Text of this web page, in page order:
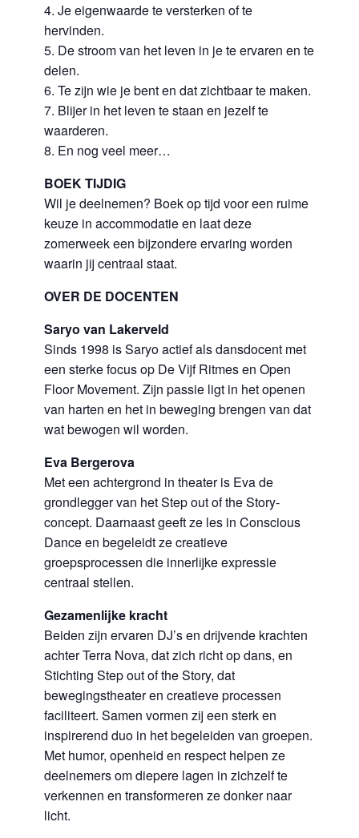
4. Je eigenwaarde te versterken of te
hervinden.
5. De stroom van het leven in je te ervaren en te
delen.
6. Te zijn wie je bent en dat zichtbaar te maken.
7. Blijer in het leven te staan en jezelf te
waarderen.
8. En nog veel meer…
BOEK TIJDIG
Wil je deelnemen? Boek op tijd voor een ruime
keuze in accommodatie en laat deze
zomerweek een bijzondere ervaring worden
waarin jij centraal staat.
OVER DE DOCENTEN
Saryo van Lakerveld
Sinds 1998 is Saryo actief als dansdocent met
een sterke focus op De Vijf Ritmes en Open
Floor Movement. Zijn passie ligt in het openen
van harten en het in beweging brengen van dat
wat bewogen wil worden.
Eva Bergerova
Met een achtergrond in theater is Eva de
grondlegger van het Step out of the Story-
concept. Daarnaast geeft ze les in Conscious
Dance en begeleidt ze creatieve
groepsprocessen die innerlijke expressie
centraal stellen.
Gezamenlijke kracht
Beiden zijn ervaren DJ’s en drijvende krachten
achter Terra Nova, dat zich richt op dans, en
Stichting Step out of the Story, dat
bewegingstheater en creatieve processen
faciliteert. Samen vormen zij een sterk en
inspirerend duo in het begeleiden van groepen.
Met humor, openheid en respect helpen ze
deelnemers om diepere lagen in zichzelf te
verkennen en transformeren ze donker naar
licht.